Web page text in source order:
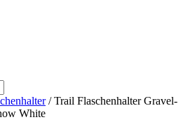
/ Trail Flaschenhalter Gravel-
White